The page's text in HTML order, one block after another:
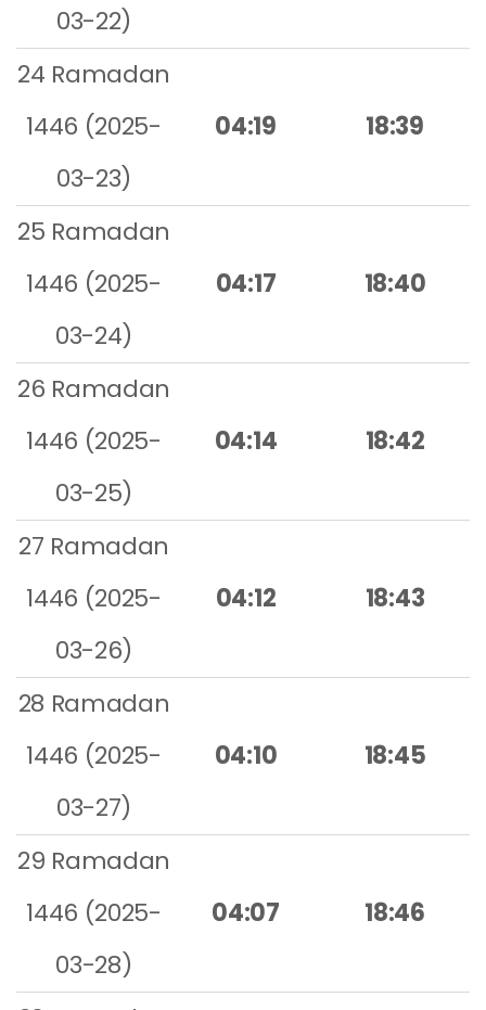
03-22)
24 Ramadan
1446 (2025-
03-23)
04:19 18:39
25 Ramadan
1446 (2025-
03-24)
04:17 18:40
26 Ramadan
1446 (2025-
03-25)
04:14 18:42
27 Ramadan
1446 (2025-
03-26)
04:12 18:43
28 Ramadan
1446 (2025-
03-27)
04:10 18:45
29 Ramadan
1446 (2025-
03-28)
04:07 18:46